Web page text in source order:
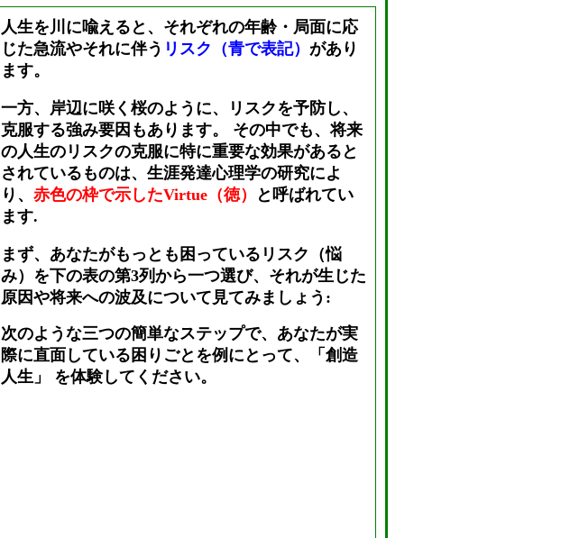
人生を川に喩えると、それぞれの年齢・局面に応
じた急流やそれに伴う リスク（青で表記） があり
ます。
一方、岸辺に咲く桜のように、リスクを予防し、
克服する強み要因もあります。 その中でも、将来
の人生のリスクの克服に特に重要な効果があると
されているものは、生涯発達心理学の研究によ
り、 赤色の枠で示したVirtue（徳）
と呼ばれてい
ます.
まず、あなたがもっとも困っているリスク（悩
み）を下の表の第3列から一つ選び、それが生じた
原因や将来への波及について見てみましょう:
次のような三つの簡単なステップで、あなたが実
際に直面している困りごとを例にとって、「創造
人生」 を体験してください。